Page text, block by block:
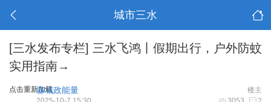
城市三水
[三水发布专栏] 三水飞鸿丨假期出行，户外防蚊
实用指南→
点击重新加载 楼主
淼城政能量